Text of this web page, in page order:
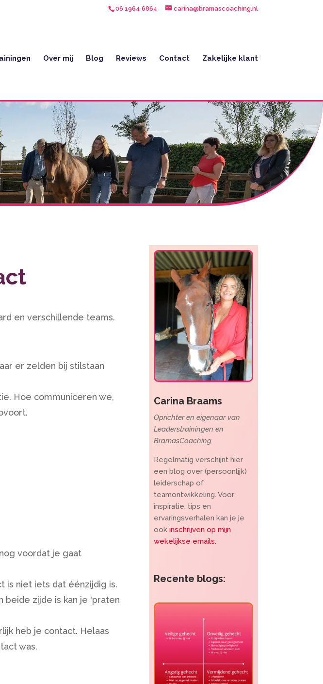
06 1964 6864 carina@bramascoaching.nl
Over mij Blog Reviews Contact Zakelijke klant
en verschillende teams.
er zelden bij stilstaan
Hoe communiceren we,
voordat je gaat
is niet iets dat éénzijdig is.
beide zijde is kan je 'praten
heb je contact. Helaas
was.
Carina Braams
Oprichter en eigenaar van
Leaderstrainingen en
BramasCoaching.
Regelmatig verschijnt hier
een blog over (persoonlijk)
leiderschap of
teamontwikkeling. Voor
inspiratie, tips en
ervaringsverhalen kan je je
ookinschrijven op mijn
wekelijkse emails.
Recente blogs: